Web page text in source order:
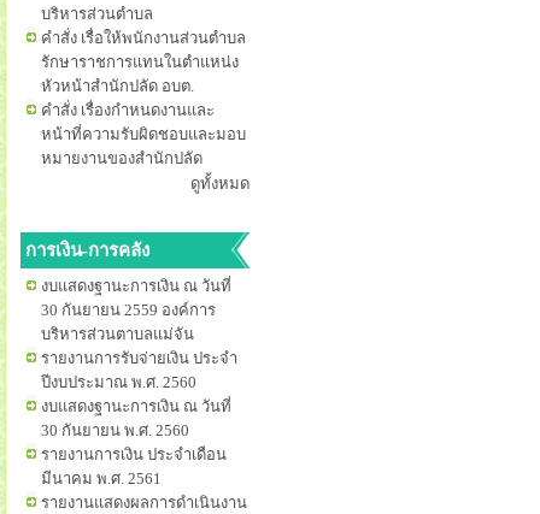
บริหารส่วนตำบล
คำสั่ง เรื่อให้พนักงานส่วนตำบล
รักษาราชการแทนในตำแหน่ง
หัวหน้าสำนักปลัด อบต.
คำสั่ง เรื่องกำหนดงานและ
หน้าที่ความรับผิดชอบและมอบ
หมายงานของสำนักปลัด
ดูทั้งหมด
การเงิน-การคลัง
งบแสดงฐานะการเงิน ณ วันที่
30 กันยายน 2559 องค์การ
บริหารส่วนตาบลแม่จัน
รายงานการรับจ่ายเงิน ประจำ
ปีงบประมาณ พ.ศ. 2560
งบแสดงฐานะการเงิน ณ วันที่
30 กันยายน พ.ศ. 2560
รายงานการเงิน ประจำเดือน
มีนาคม พ.ศ. 2561
รายงานแสดงผลการดำเนินงาน